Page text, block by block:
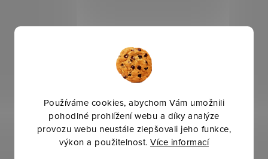
Používáme cookies, abychom Vám umožnili
pohodlné prohlížení webu a díky analýze
provozu webu neustále zlepšovali jeho funkce,
výkon a použitelnost. Více informací